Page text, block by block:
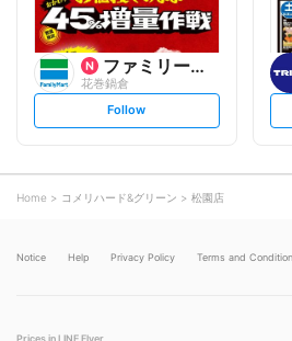
ファミリーマート
花巻鍋倉
s
t
o
Follow
Home コメリハード&グリーン 松園店
Notice Help Privacy Policy Terms and
Prices in LINE Flyer